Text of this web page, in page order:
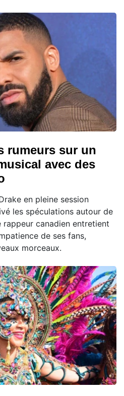
rumeurs sur un
avec des
en pleine session
les spéculations autour de
rappeur canadien entretient
de ses fans,
morceaux.